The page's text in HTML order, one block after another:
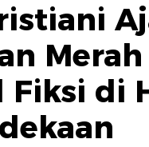
Fiksi di